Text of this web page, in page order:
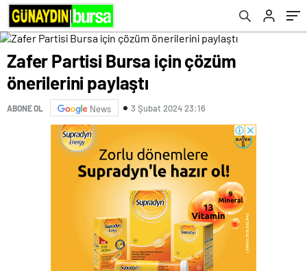
Zafer Partisi Bursa için çözüm
önerilerini paylaştı
ABONE OL News 3 Şubat 2024 23:16